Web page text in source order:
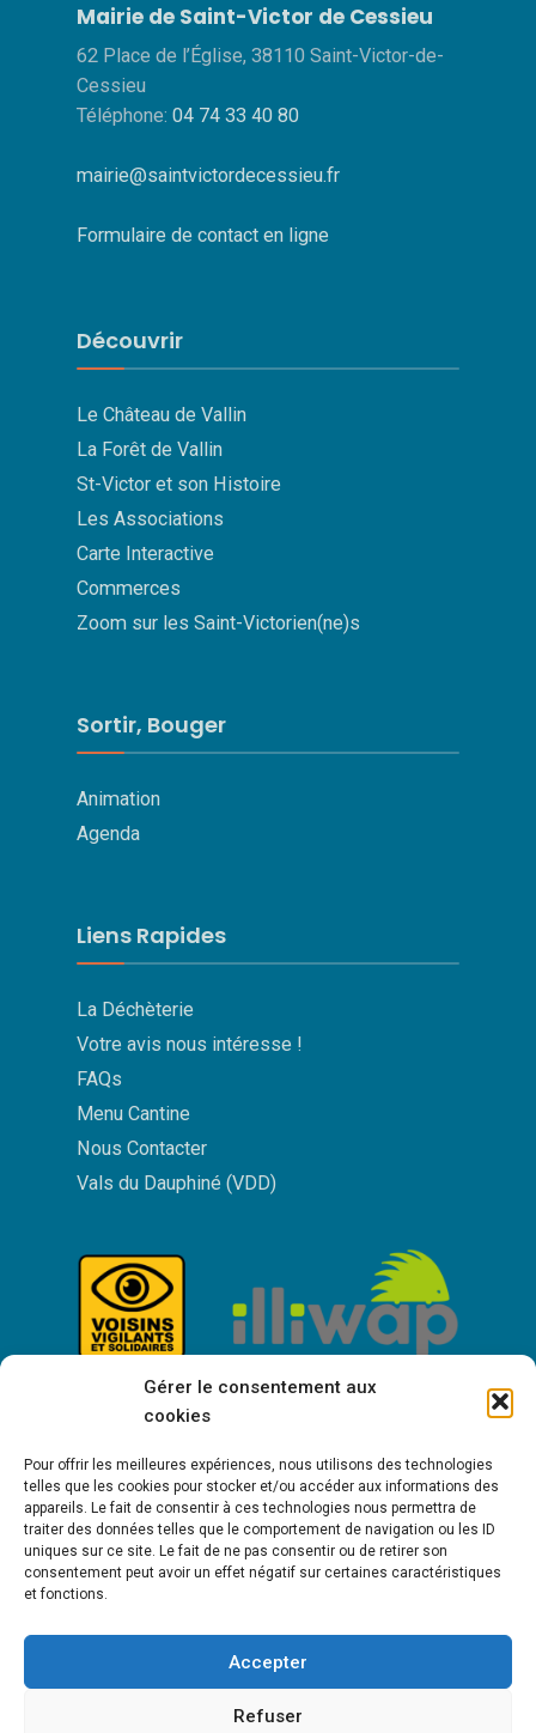
Gérer le consentement aux
cookies
Pour offrir les meilleures expériences, nous utilisons des technologies
telles que les cookies pour stocker et/ou accéder aux informations des
appareils. Le fait de consentir à ces technologies nous permettra de
traiter des données telles que le comportement de navigation ou les ID
uniques sur ce site. Le fait de ne pas consentir ou de retirer son
consentement peut avoir un effet négatif sur certaines caractéristiques
et fonctions.
Accepter
Refuser
Mairie de Saint-Victor de Cessieu
62 Place de l’Église, 38110 Saint-Victor-de-
Cessieu
Téléphone: 04 74 33 40 80
mairie@saintvictordecessieu.fr
Formulaire de contact en ligne
Découvrir
Le Château de Vallin
La Forêt de Vallin
St-Victor et son Histoire
Les Associations
Carte Interactive
Commerces
Zoom sur les Saint-Victorien(ne)s
Sortir, Bouger
Animation
Agenda
Liens Rapides
La Déchèterie
Votre avis nous intéresse !
FAQs
Menu Cantine
Nous Contacter
Vals du Dauphiné (VDD)
Bienvenue à Saint-Victor de Cessieu !